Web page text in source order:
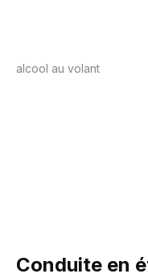
alcool au volant
Conduite en